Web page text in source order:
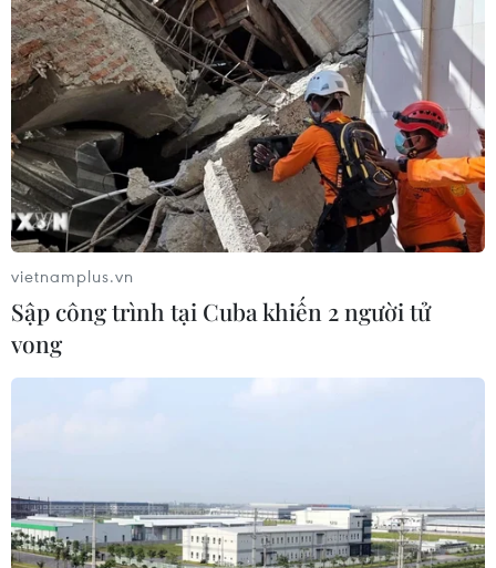
vietnamplus.vn
Sập công trình tại Cuba khiến 2 người tử
vong